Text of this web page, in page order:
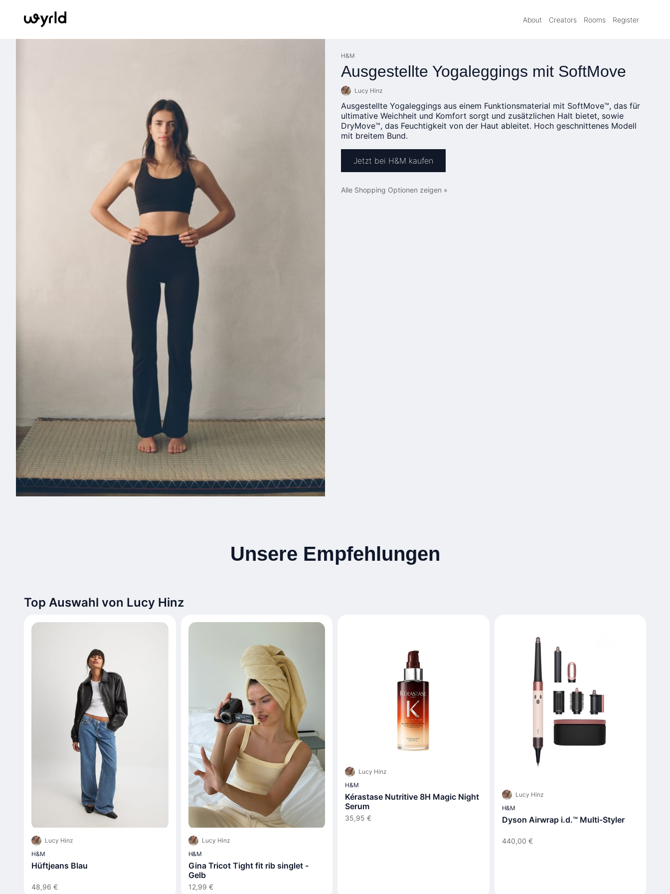
About Creators Rooms Register
H&M
Ausgestellte Yogaleggings mit SoftMove
Lucy Hinz
Ausgestellte Yogaleggings aus einem Funktionsmaterial mit SoftMove™, das für
ultimative Weichheit und Komfort sorgt und zusätzlichen Halt bietet, sowie
DryMove™, das Feuchtigkeit von der Haut ableitet. Hoch geschnittenes Modell
mit breitem Bund.
Jetzt bei H&M kaufen
Alle Shopping Optionen zeigen »
Unsere Empfehlungen
Top Auswahl von Lucy Hinz
Lucy Hinz
H&M
Hüftjeans Blau
48,96 €
Lucy Hinz
H&M
Gina Tricot Tight fit rib singlet -
Gelb
12,99 €
Lucy Hinz
H&M
Kérastase Nutritive 8H Magic Night
Serum
35,95 €
Lucy Hinz
H&M
Dyson Airwrap i.d.™ Multi-Styler
440,00 €